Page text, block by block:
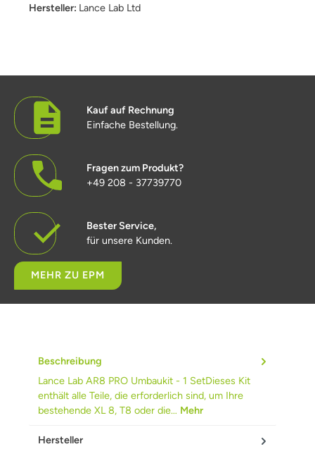
Hersteller: Lance Lab Ltd
Kauf auf Rechnung
Einfache Bestellung.
Fragen zum Produkt?
+49 208 - 37739770
Bester Service,
für unsere Kunden.
MEHR ZU EPM
Beschreibung
Lance Lab AR8 PRO Umbaukit - 1 SetDieses Kit
enthält alle Teile, die erforderlich sind, um Ihre
bestehende XL 8, T8 oder die… Mehr
Hersteller